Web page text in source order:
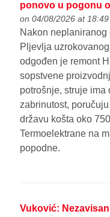
ponovo u pogonu
on 04/08/2026 at 18:49
Nakon neplaniranog
Pljevlja
odgođen je remont
sopstvene
potrošnje, struje ima
zabrinutost,
državu košta oko
Termoelektrane na
popodne.
Vuković: